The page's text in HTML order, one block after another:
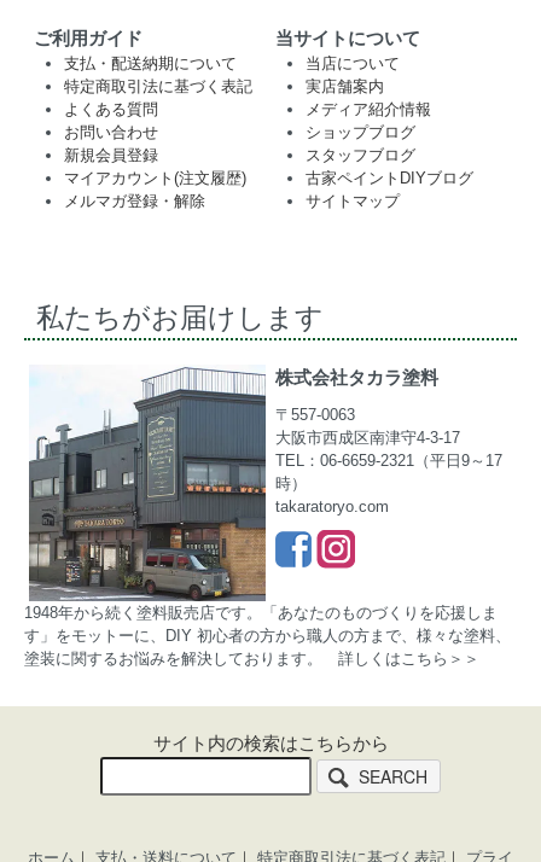
ご利用ガイド
支払・配送納期について
特定商取引法に基づく表記
よくある質問
お問い合わせ
新規会員登録
マイアカウント(注文履歴)
メルマガ登録・解除
当サイトについて
当店について
実店舗案内
メディア紹介情報
ショップブログ
スタッフブログ
古家ペイントDIYブログ
サイトマップ
私たちがお届けします
株式会社タカラ塗料
〒557-0063
大阪市西成区南津守4-3-17
TEL：06-6659-2321（平日9～17
時）
takaratoryo.com
1948年から続く塗料販売店です。「あなたのものづくりを応援しま
す」をモットーに、DIY 初心者の方から職人の方まで、様々な塗料、
塗装に関するお悩みを解決しております。 詳しくはこちら＞＞
サイト内の検索はこちらから
SEARCH
ホーム ｜ 支払・送料について ｜ 特定商取引法に基づく表記 ｜ プライ